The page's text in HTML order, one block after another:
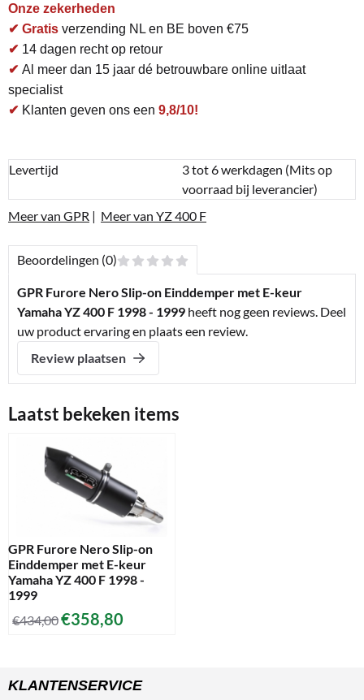
Onze zekerheden
✔ Gratis verzending NL en BE boven €75
✔ 14 dagen recht op retour
✔ Al meer dan 15 jaar dé betrouwbare online uitlaat
specialist
✔ Klanten geven ons een 9,8/10!
Levertijd
3 tot 6 werkdagen (Mits op
voorraad bij leverancier)
Meer van GPR | Meer van YZ 400 F
Beoordelingen (0)
GPR Furore Nero Slip-on Einddemper met E-keur
Yamaha YZ 400 F 1998 - 1999 heeft nog geen reviews. Deel
uw product ervaring en plaats een review.
Review plaatsen
Laatst bekeken items
GPR Furore Nero Slip-on
Einddemper met E-keur
Yamaha YZ 400 F 1998 -
1999
€434,00€358,80
KLANTENSERVICE